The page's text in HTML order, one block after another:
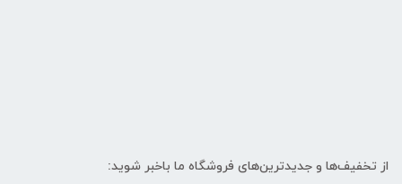
از تخفیف‌ها و جدیدترین‌های فروشگاه ما باخبر شوید: